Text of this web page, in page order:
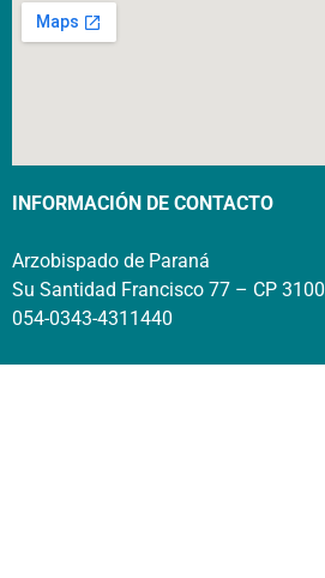
INFORMACIÓN DE CONTACTO
Arzobispado de Paraná
Su Santidad Francisco 77 – CP 3100
054-0343-4311440